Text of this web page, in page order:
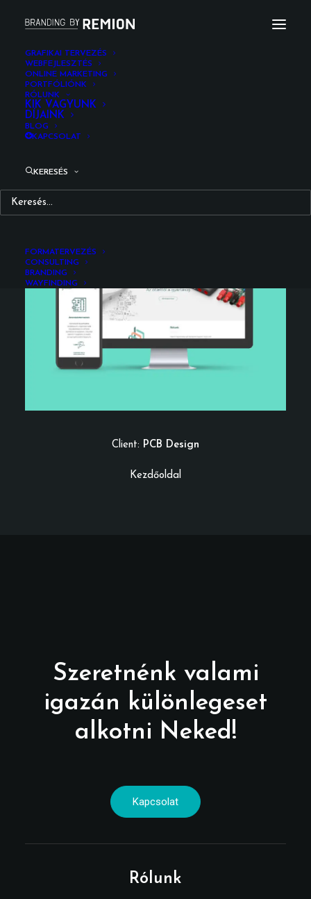
GRAFIKAI TERVEZÉS
WEBFEJLESZTÉS
ONLINE MARKETING
PORTFÓLIÓNK
RÓLUNK
KIK VAGYUNK
DÍJAINK
BLOG
KAPCSOLAT
KERESÉS
FORMATERVEZÉS
CONSULTING
BRANDING
WAYFINDING
PCB Design Website
Client: PCB Design
Kezdőoldal
Szeretnénk valami
igazán különlegeset
alkotni Neked!
Kapcsolat
Rólunk